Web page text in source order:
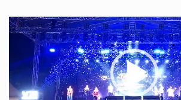
Video
Player